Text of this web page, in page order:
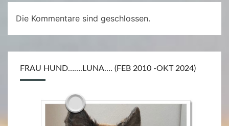
Die Kommentare sind geschlossen.
FRAU HUND…….LUNA…. (FEB 2010 -OKT 2024)